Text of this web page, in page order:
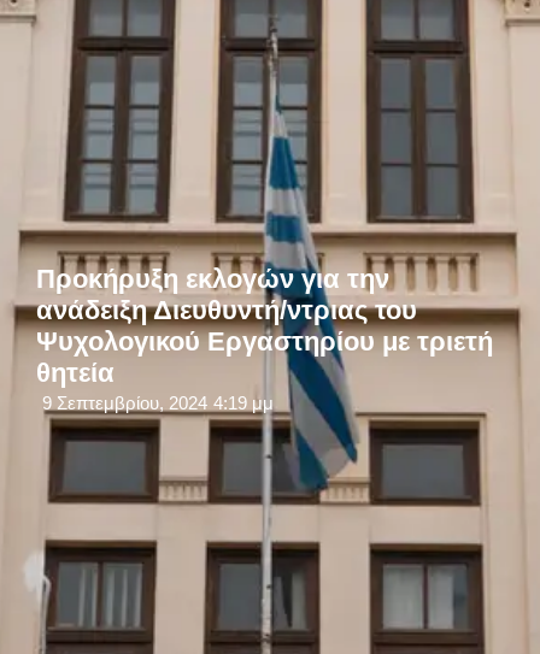
Προκήρυξη εκλογών για την
ανάδειξη Διευθυντή/ντριας του
Ψυχολογικού Εργαστηρίου με τριετή
θητεία
9 Σεπτεμβρίου, 2024 4:19 μμ